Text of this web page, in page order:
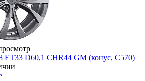
ET33 D60,1 CHR44 GM (конус, C570)